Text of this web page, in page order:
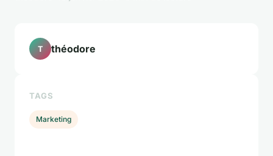
T théodore
TAGS
Marketing